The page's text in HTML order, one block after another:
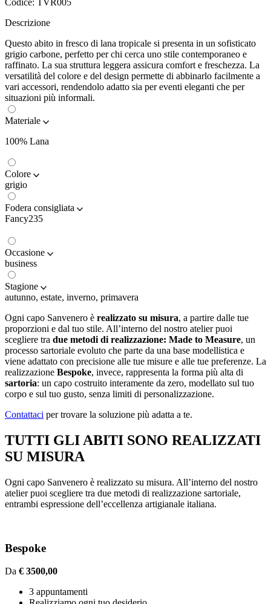
Codice: TVR005
Descrizione
Questo abito in fresco di lana tropicale si presenta in un sofisticato
grigio carbone, perfetto per chi cerca uno stile contemporaneo e
raffinato. La sua struttura leggera assicura comfort e freschezza. La
versatilità del colore e del design permette di abbinarlo facilmente a
vari accessori, rendendolo adatto sia per eventi eleganti che per
situazioni più informali.
Materiale
100% Lana
Colore
grigio
Fodera consigliata
Fancy235
Occasione
business
Stagione
autunno, estate, inverno, primavera
Ogni capo Sanvenero è realizzato su misura, a partire dalle tue
proporzioni e dal tuo stile. All’interno del nostro atelier puoi
scegliere tra due metodi di realizzazione: Made to Measure, un
processo sartoriale evoluto che parte da una base modellistica e
viene adattato con precisione alle tue misure e alle tue preferenze. La
realizzazione Bespoke, invece, rappresenta la forma più alta di
sartoria: un capo costruito interamente da zero, modellato sul tuo
corpo e sul tuo gusto, senza limiti di personalizzazione.
Contattaci per trovare la soluzione più adatta a te.
TUTTI GLI ABITI SONO REALIZZATI
SU MISURA
Ogni capo Sanvenero è realizzato su misura. All’interno del nostro
atelier puoi scegliere tra due metodi di realizzazione sartoriale,
entrambi espressione dell’eccellenza artigianale italiana.
Bespoke
Da € 3500,00
3 appuntamenti